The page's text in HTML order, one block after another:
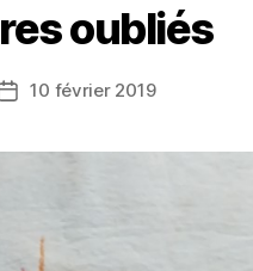
oubliés
Date10 février 2019